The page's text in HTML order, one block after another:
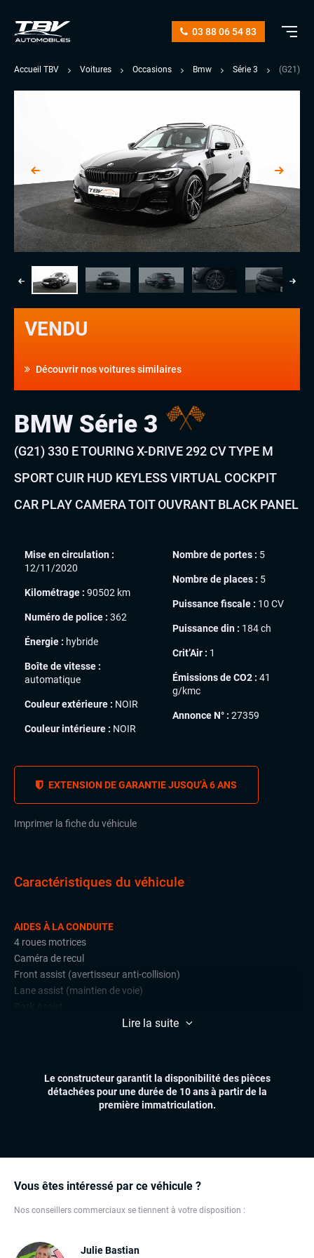
03 88 06 54 83
Accueil TBV Voitures Occasions Bmw Série 3 (G21)
VENDU
Découvrir nos voitures similaires
BMW Série 3
(G21) 330 E TOURING X-DRIVE 292 CV TYPE M
SPORT CUIR HUD KEYLESS VIRTUAL COCKPIT
CAR PLAY CAMERA TOIT OUVRANT BLACK PANEL
Mise en circulation :
12/11/2020
Kilométrage : 90502 km
Numéro de police : 362
Énergie : hybride
Boîte de vitesse :
automatique
Couleur extérieure : NOIR
Couleur intérieure : NOIR
Nombre de portes : 5
Nombre de places : 5
Puissance fiscale : 10 CV
Puissance din : 184 ch
Crit’Air : 1
Émissions de CO2 : 41
g/kmc
Annonce N° : 27359
EXTENSION DE GARANTIE JUSQU’À 6 ANS
Imprimer la fiche du véhicule
Vous êtes intéressé par ce véhicule ?
Nos conseillers commerciaux se tiennent à votre disposition :
Julie Bastian
Caractéristiques du véhicule
AIDES À LA CONDUITE
4 roues motrices
Caméra de recul
Front assist (avertisseur anti-collision)
Lane assist (maintien de voie)
Park Assist
Radars de stationnement avant et arrière
Accès et démarrage mains libres
Affichage tête haute (head-up display)
Volant chauffant
Carplay (Apple carplay, Android auto, MirrorLink, système
Lire la suite
Le constructeur garantit la disponibilité des pièces
détachées pour une durée de 10 ans à partir de la
première immatriculation.